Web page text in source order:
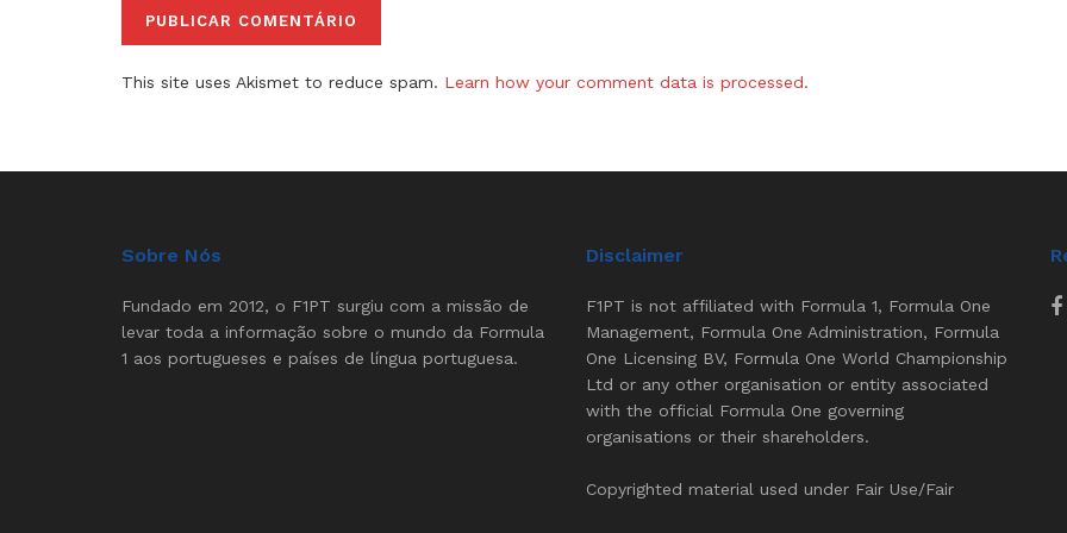
This site uses Akismet to reduce spam. Learn how your comment data is processed.
Sobre Nós
Fundado em 2012, o F1PT surgiu com a missão de
levar toda a informação sobre o mundo da Formula
1 aos portugueses e países de língua portuguesa.
Disclaimer
F1PT is not affiliated with Formula 1, Formula One
Management, Formula One Administration, Formula
One Licensing BV, Formula One World Championship
Ltd or any other organisation or entity associated
with the official Formula One governing
organisations or their shareholders.
Copyrighted material used under Fair Use/Fair